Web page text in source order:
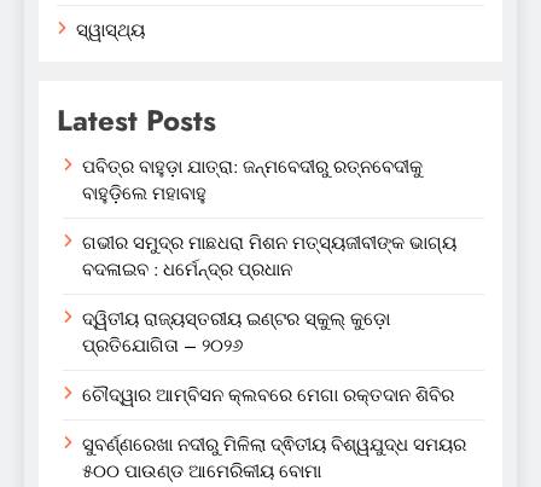
ସ୍ୱାସ୍ଥ୍ୟ
Latest Posts
ପବିତ୍ର ବାହୁଡ଼ା ଯାତ୍ରା: ଜନ୍ମବେଦୀରୁ ରତ୍ନବେଦୀକୁ
ବାହୁଡ଼ିଲେ ମହାବାହୁ
ଗଭୀର ସମୁଦ୍ର ମାଛଧରା ମିଶନ ମତ୍ସ୍ୟଜୀବୀଙ୍କ ଭାଗ୍ୟ
ବଦଳାଇବ : ଧର୍ମେନ୍ଦ୍ର ପ୍ରଧାନ
ଦ୍ୱିତୀୟ ରାଜ୍ୟସ୍ତରୀୟ ଇଣ୍ଟର ସ୍କୁଲ୍ କୁଡ଼ୋ
ପ୍ରତିଯୋଗିତା – ୨୦୨୬
ଚୌଦ୍ୱାର ଆମ୍ବିସନ କ୍ଲବରେ ମେଗା ରକ୍ତଦାନ ଶିବିର
ସୁବର୍ଣ୍ଣରେଖା ନଦୀରୁ ମିଳିଲା ଦ୍ଵିତୀୟ ବିଶ୍ୱଯୁଦ୍ଧ ସମୟର
୫୦୦ ପାଉଣ୍ଡ ଆମେରିକୀୟ ବୋମା